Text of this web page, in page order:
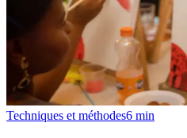
Techniques et méthodes6 min